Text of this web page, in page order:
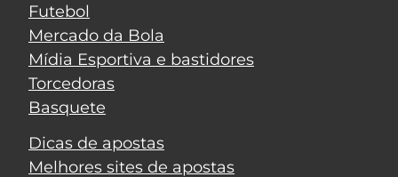
Futebol
Mercado da Bola
Mídia Esportiva e bastidores
Torcedoras
Basquete
Dicas de apostas
Melhores sites de apostas